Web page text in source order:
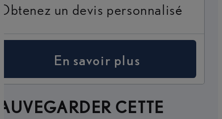
un devis personnalisé
En savoir plus
CETTE